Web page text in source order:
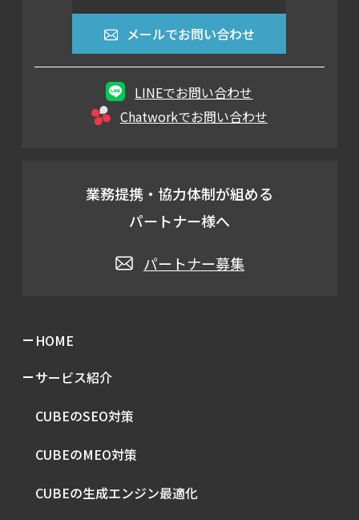
メールでお問い合わせ
LINEでお問い合わせ
Chatworkでお問い合わせ
業務提携・協力体制が組める
パートナー様へ
パートナー募集
HOME
サービス紹介
CUBEのSEO対策
CUBEのMEO対策
CUBEの生成エンジン最適化